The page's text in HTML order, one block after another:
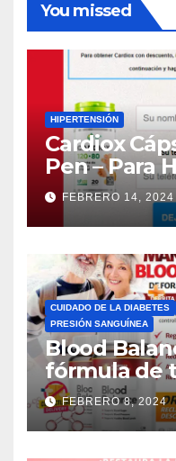
You missed
HIPERTENSIÓN
Cardiox
Pen – Para
Presión
FEBRERO 14, 2024
CUIDADO DE LA DIABETES
PRESIÓN SANGUÍNEA
Blood
fórmula de
Precio
(Mexico)
FEBRERO 8, 2024